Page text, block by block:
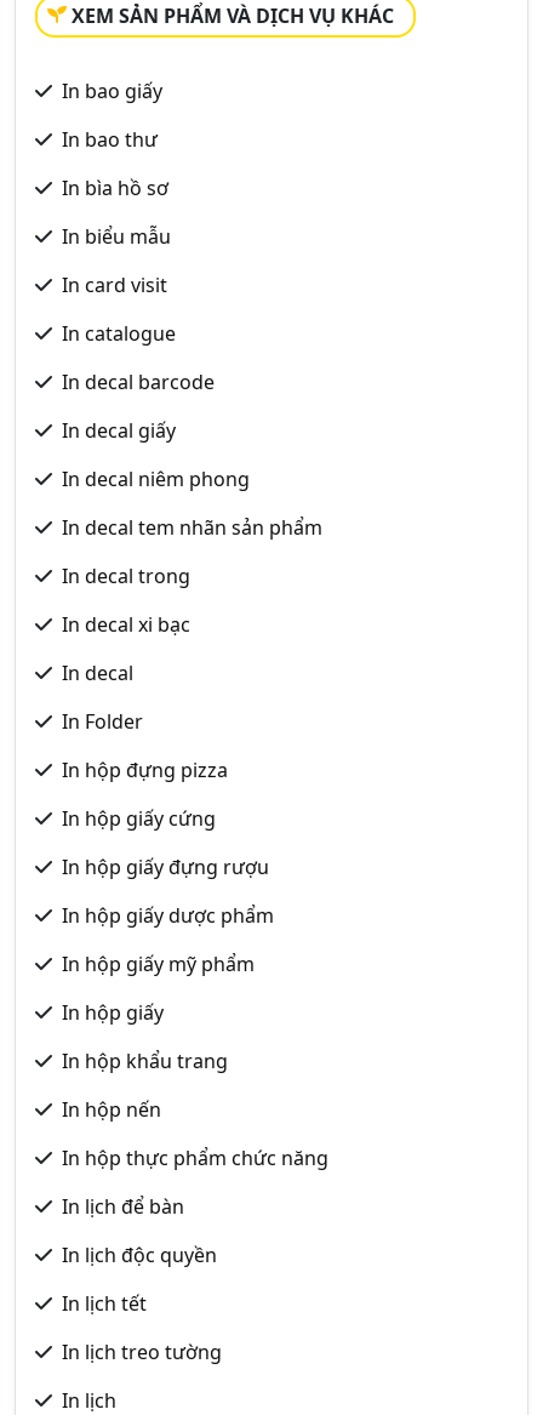
XEM SẢN PHẨM VÀ DỊCH VỤ KHÁC
In bao giấy
In bao thư
In bìa hồ sơ
In biểu mẫu
In card visit
In catalogue
In decal barcode
In decal giấy
In decal niêm phong
In decal tem nhãn sản phẩm
In decal trong
In decal xi bạc
In decal
In Folder
In hộp đựng pizza
In hộp giấy cứng
In hộp giấy đựng rượu
In hộp giấy dược phẩm
In hộp giấy mỹ phẩm
In hộp giấy
In hộp khẩu trang
In hộp nến
In hộp thực phẩm chức năng
In lịch để bàn
In lịch độc quyền
In lịch tết
In lịch treo tường
In lịch